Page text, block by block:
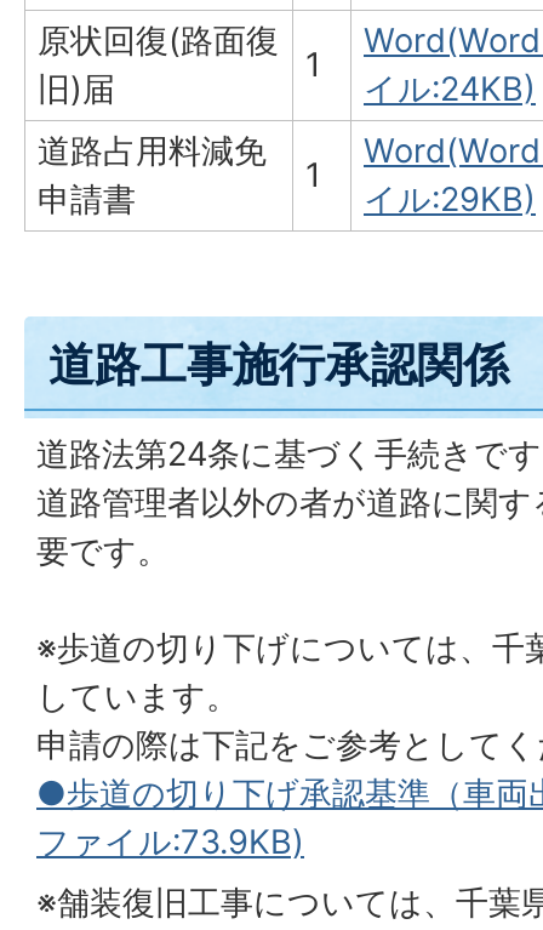
原状回復(路面復
旧)届
1
イル:24KB)
道路占用料減免
申請書
1
イル:29KB)
道路工事施行承認関係
道路法第24条に基づく手続きで
道路管理者以外の者が道路に関
要です。
※歩道の切り下げについては、千
しています。
申請の際は下記をご参考として
●歩道の切り下げ承認基準（車両
ファイル:73.9KB)
※舗装復旧工事については、千葉